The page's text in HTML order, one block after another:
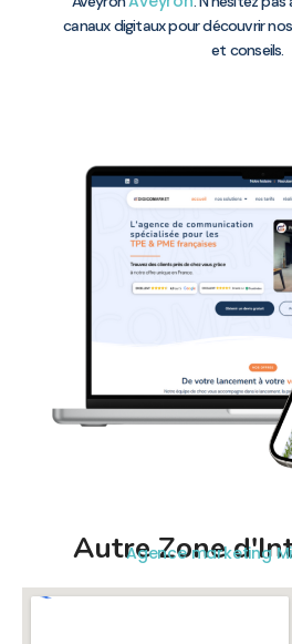
canaux digitaux pour découvrir
et conseils.
Autre Zone
Agence marketing